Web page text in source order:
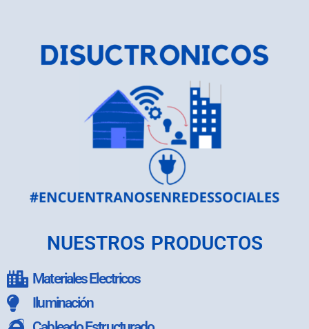
NUESTROS PRODUCTOS
Materiales Electricos
Iluminación